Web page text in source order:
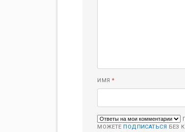
ИМЯ *
МОЖЕТЕ ПОДПИСАТЬСЯ БЕЗ